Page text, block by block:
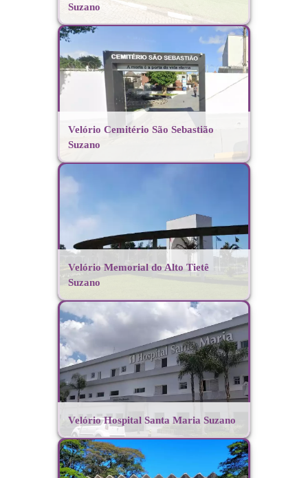
Suzano
Velório Cemitério São Sebastião
Suzano
Velório Memorial do Alto Tietê
Suzano
Velório Hospital Santa Maria Suzano